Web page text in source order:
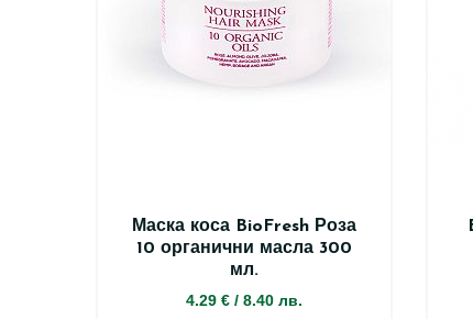
Маска коса BioFresh Роза
10 органични масла 300
мл.
4.29 € / 8.40 лв.